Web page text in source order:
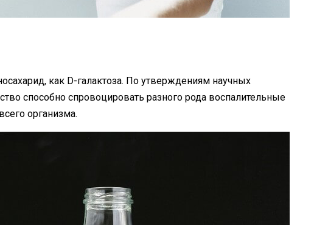
, как D-галактоза. По утверждениям научных
способно спровоцировать разного рода воспалительные
организма.